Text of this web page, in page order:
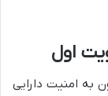
اول
به امنیت دارایی